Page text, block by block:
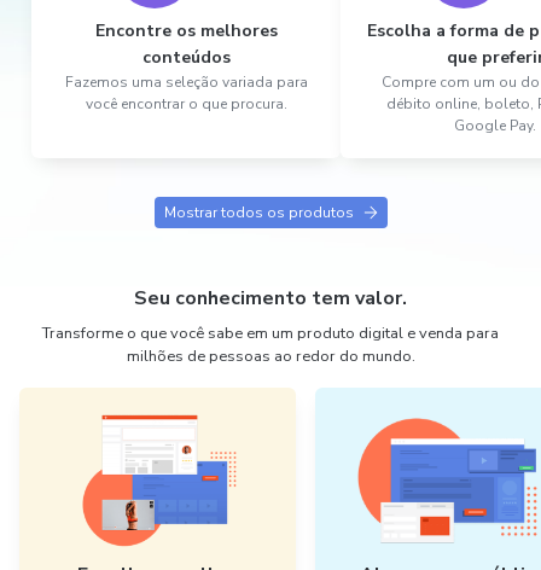
Encontre os melhores
conteúdos
Fazemos uma seleção variada para
você encontrar o que procura.
Escolha a forma de
que
Compre com um ou
débito online, boleto,
Google Pay.
Mostrar todos os produtos
Seu conhecimento tem valor.
Transforme o que você sabe em um produto digital e venda para
milhões de pessoas ao redor do mundo.